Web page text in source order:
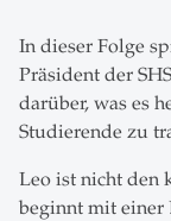
In dieser Folge
Präsident der
darüber, was es
Studierende zu
Leo ist nicht den
beginnt mit